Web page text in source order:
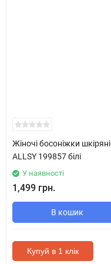
Жіночі босоніжки шкіряні
ALLSY 199857 білі
У наявності
1,499 грн.
В кошик
Купуй в 1 клік